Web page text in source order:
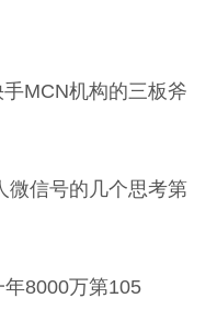
MCN机构的三板斧
微信号的几个思考第
8000万第105